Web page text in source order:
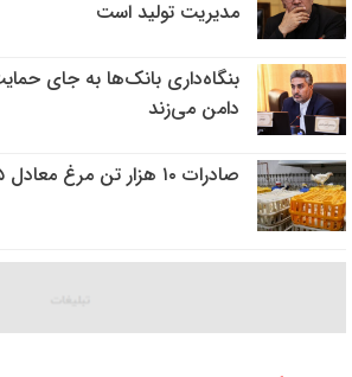
مدیریت تولید است
بنگاه‌داری بانک‌ها به جای
دامن می‌زند
صادرات ۱۰ هزار تن مرغ معادل ۱.۵ روز تولید کشور است